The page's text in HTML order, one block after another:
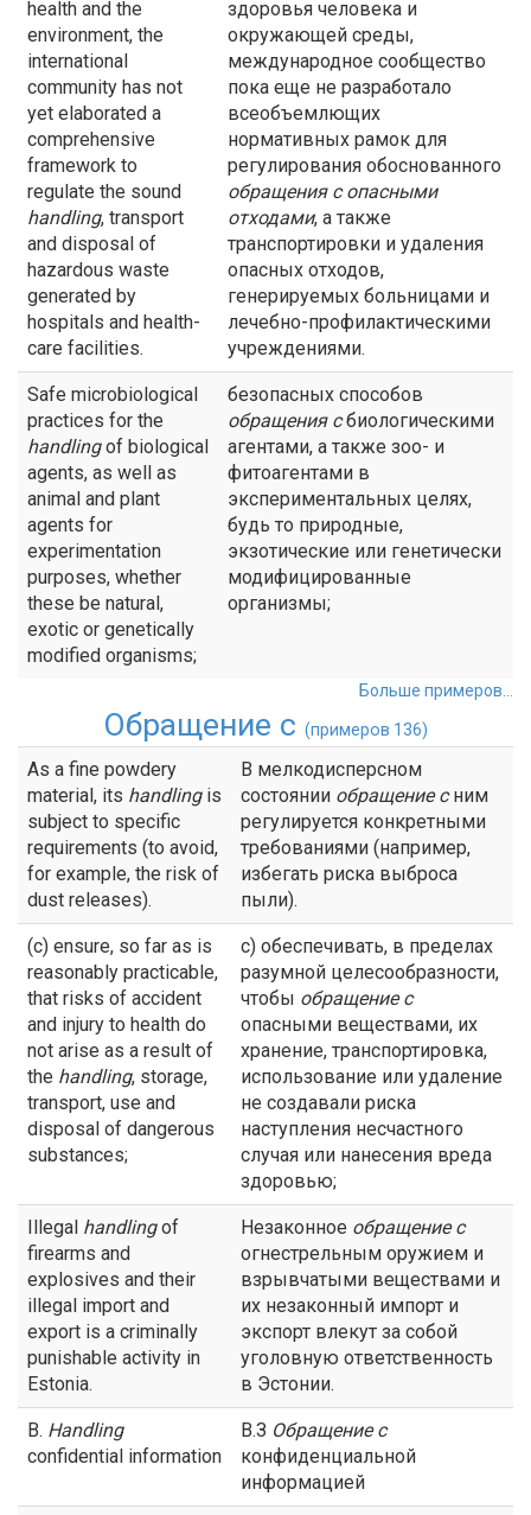
health and the
environment, the
international
community has not
yet elaborated a
comprehensive
framework to
regulate the sound
handling, transport
and disposal of
hazardous waste
generated by
hospitals and health-
care facilities.
здоровья человека и
окружающей среды,
международное сообщество
пока еще не разработало
всеобъемлющих
нормативных рамок для
регулирования обоснованного
обращения сопасными
отходами, а также
транспортировки и удаления
опасных отходов,
генерируемых больницами и
лечебно-профилактическими
учреждениями.
Safe microbiological
practices for the
handlingof biological
agents, as well as
animal and plant
agents for
experimentation
purposes, whether
these be natural,
exotic or genetically
modified organisms;
безопасных способов
обращения сбиологическими
агентами, а также зоо- и
фитоагентами в
экспериментальных целях,
будь то природные,
экзотические или генетически
модифицированные
организмы;
Больше примеров...
Обращение с (примеров 136)
As a fine powdery
material, its handlingis
subject to specific
requirements (to avoid,
for example, the risk of
dust releases).
В мелкодисперсном
состоянии обращение сним
регулируется конкретными
требованиями (например,
избегать риска выброса
пыли).
(c) ensure, so far as is
reasonably practicable,
that risks of accident
and injury to health do
not arise as a result of
the handling, storage,
transport, use and
disposal of dangerous
substances;
с) обеспечивать, в пределах
разумной целесообразности,
чтобы обращение с
опасными веществами, их
хранение, транспортировка,
использование или удаление
не создавали риска
наступления несчастного
случая или нанесения вреда
здоровью;
Illegal handlingof
firearms and
explosives and their
illegal import and
export is a criminally
punishable activity in
Estonia.
Незаконное обращение с
огнестрельным оружием и
взрывчатыми веществами и
их незаконный импорт и
экспорт влекут за собой
уголовную ответственность
в Эстонии.
B. Handling
confidential information
В.З Обращение с
конфиденциальной
информацией